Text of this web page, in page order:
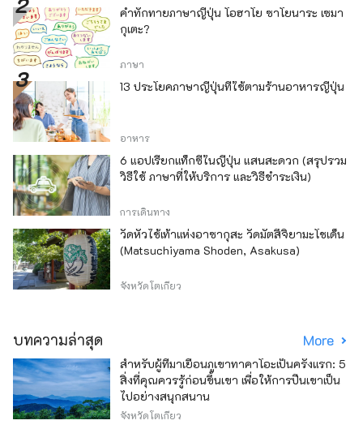
คำทักทายภาษาญี่ปุ่น โอฮาโย ซาโยนาระ เซมา
กุเตะ?
ภาษา
13 ประโยคภาษาญี่ปุ่นที่ใช้ตามร้านอาหารญี่ปุ่น
อาหาร
6 แอปเรียกแท็กซี่ในญี่ปุ่น แสนสะดวก (สรุปรวม
วิธีใช้ ภาษาที่ให้บริการ และวิธีชำระเงิน)
การเดินทาง
วัดหัวไช้เท้าแห่งอาซากุสะ วัดมัตสึจิยามะโชเด็น
(Matsuchiyama Shoden, Asakusa)
จังหวัดโตเกียว
บทความล่าสุด More
สำหรับผู้ที่มาเยือนภูเขาทาคาโอะเป็นครั้งแรก: 5
สิ่งที่คุณควรรู้ก่อนขึ้นเขา เพื่อให้การปีนเขาเป็น
ไปอย่างสนุกสนาน
จังหวัดโตเกียว